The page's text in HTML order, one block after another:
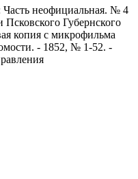
Часть неофициальная. № 4
Губернского
копия с микрофильма
- 1852, № 1-52. -